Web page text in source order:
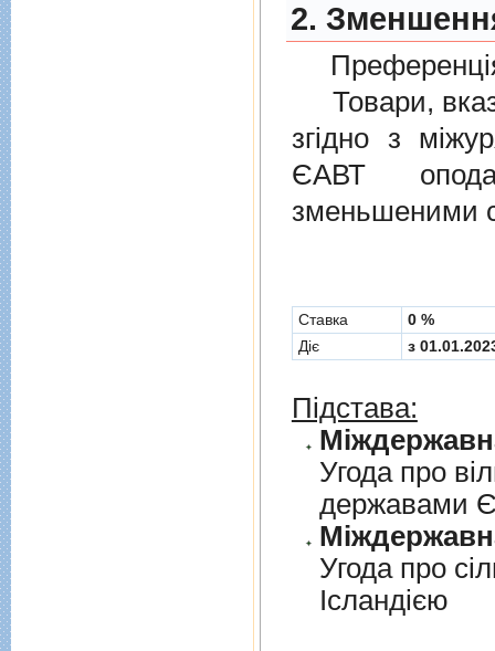
2.
Товари,
згiдно з
ЄАВТ
зменьшеними
Cтавка
0 %
Діє
з
Підстава:
Угода про
державами
Угода про
Iсландiєю